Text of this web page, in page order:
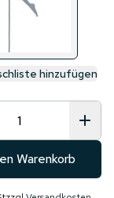
hinzufügen
Warenkorb